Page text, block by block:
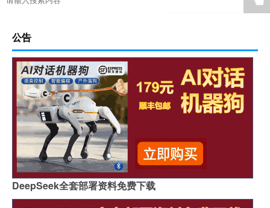
公告
DeepSeek全套部署资料免费下载